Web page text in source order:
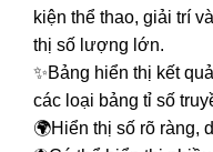
kiện thể thao, giải trí
thị số lượng lớn.
✨Bảng hiển thị kết
các loại bảng tỉ số
🌍Hiển thị số rõ ràng,